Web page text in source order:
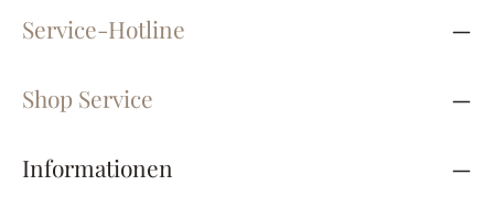
Service-Hotline
Shop Service
Informationen